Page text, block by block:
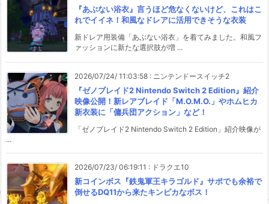
『あぶない浴衣』言うほど危なくないけど、これはこ
れでイイネ！和風なドレアに活用できそうな衣装
新ドレア用装備「あぶない浴衣」を着てみました。和風フ
ァッションに新たな選択肢が増 ...
2026/07/24/ 11:03:58 : ニンテンドースイッチ2
『ゼノブレイド2 Nintendo Switch 2 Edition』紹介
映像公開！新レアブレイド「M.O.M.O.」やホムヒカ
新衣装に「傭兵団アクション」など！
「ゼノブレイド2 Nintendo Switch 2 Edition」紹介映像が
...
2026/07/23/ 06:19:11 : ドラクエ10
新コインボス『鉄鬼軍王キラゴルド』サポでも余裕で
倒せるDQ11から来たキンピカなボス！